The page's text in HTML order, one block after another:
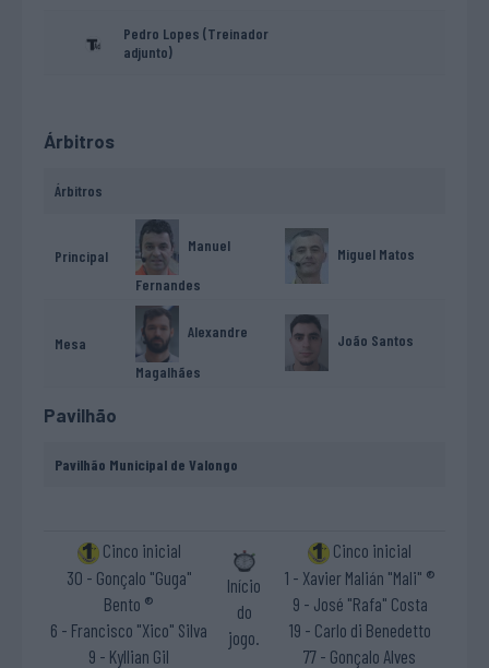
Pedro Lopes (Treinador
adjunto)
Árbitros
Árbitros
Principal
Manuel
Fernandes
Miguel Matos
Mesa
Alexandre
Magalhães
João Santos
Pavilhão
Pavilhão Municipal de Valongo
Cinco inicial
30 - Gonçalo "Guga"
Bento ®
6 - Francisco "Xico" Silva
9 - Kyllian Gil
Início
do
jogo.
Cinco inicial
1 - Xavier Malián "Mali" ®
9 - José "Rafa" Costa
19 - Carlo di Benedetto
77 - Gonçalo Alves